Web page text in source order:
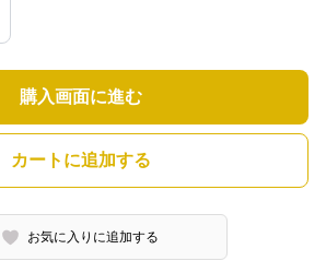
購入画面に進む
カートに追加する
お気に入りに追加する